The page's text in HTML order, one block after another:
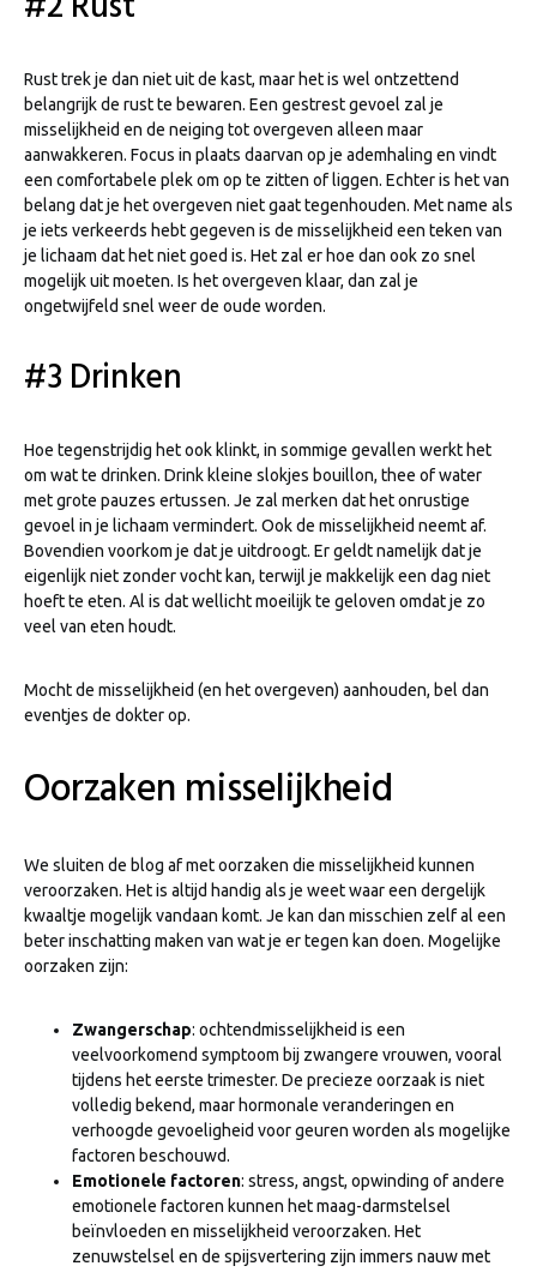
Rust trek je dan niet uit de kast, maar het is wel ontzettend
belangrijk de rust te bewaren. Een gestrest gevoel zal je
misselijkheid en de neiging tot overgeven alleen maar
aanwakkeren. Focus in plaats daarvan op je ademhaling en vindt
een comfortabele plek om op te zitten of liggen. Echter is het van
belang dat je het overgeven niet gaat tegenhouden. Met name als
je iets verkeerds hebt gegeven is de misselijkheid een teken van
je lichaam dat het niet goed is. Het zal er hoe dan ook zo snel
mogelijk uit moeten. Is het overgeven klaar, dan zal je
ongetwijfeld snel weer de oude worden.
#3 Drinken
Hoe tegenstrijdig het ook klinkt, in sommige gevallen werkt het
om wat te drinken. Drink kleine slokjes bouillon, thee of water
met grote pauzes ertussen. Je zal merken dat het onrustige
gevoel in je lichaam vermindert. Ook de misselijkheid neemt af.
Bovendien voorkom je dat je uitdroogt. Er geldt namelijk dat je
eigenlijk niet zonder vocht kan, terwijl je makkelijk een dag niet
hoeft te eten. Al is dat wellicht moeilijk te geloven omdat je zo
veel van eten houdt.
Mocht de misselijkheid (en het overgeven) aanhouden, bel dan
eventjes de dokter op.
Oorzaken misselijkheid
We sluiten de blog af met oorzaken die misselijkheid kunnen
veroorzaken. Het is altijd handig als je weet waar een dergelijk
kwaaltje mogelijk vandaan komt. Je kan dan misschien zelf al een
beter inschatting maken van wat je er tegen kan doen. Mogelijke
oorzaken zijn:
Zwangerschap: ochtendmisselijkheid is een
veelvoorkomend symptoom bij zwangere vrouwen, vooral
tijdens het eerste trimester. De precieze oorzaak is niet
volledig bekend, maar hormonale veranderingen en
verhoogde gevoeligheid voor geuren worden als mogelijke
factoren beschouwd.
Emotionele factoren: stress, angst, opwinding of andere
emotionele factoren kunnen het maag-darmstelsel
beïnvloeden en misselijkheid veroorzaken. Het
zenuwstelsel en de spijsvertering zijn immers nauw met